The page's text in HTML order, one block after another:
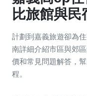
比旅館與民
計劃到嘉義旅遊卻為
南詳細介紹市區與郊
價和常見問題解答，
程。